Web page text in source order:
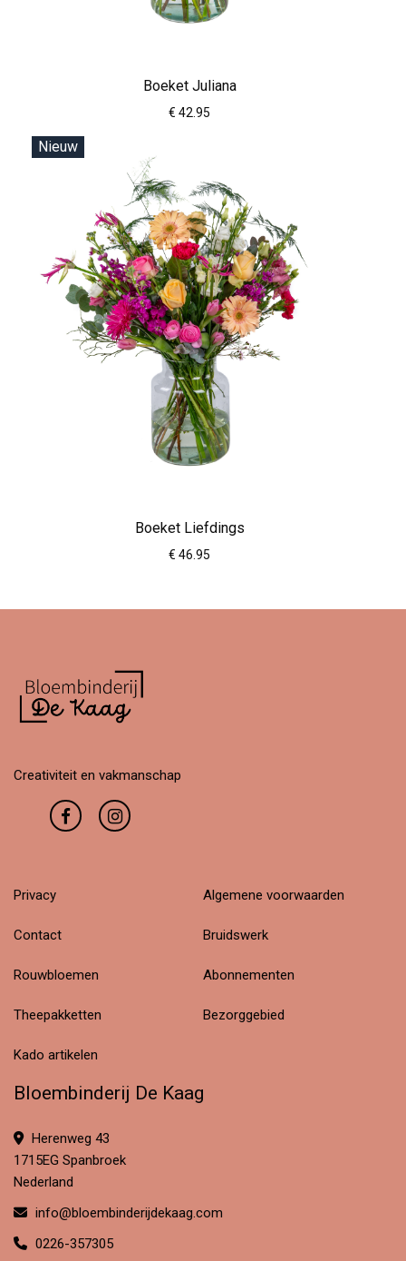
Boeket Juliana
€ 42.95
Nieuw
Boeket Liefdings
€ 46.95
Creativiteit en vakmanschap
Privacy Algemene voorwaarden
Contact Bruidswerk
Rouwbloemen Abonnementen
Theepakketten Bezorggebied
Kado artikelen
Bloembinderij De Kaag
Herenweg 43
1715EG Spanbroek
Nederland
info@bloembinderijdekaag.com
0226-357305